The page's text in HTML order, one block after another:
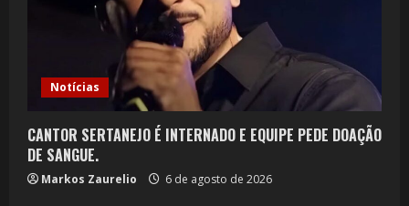
Notícias
CANTOR SERTANEJO É INTERNADO E EQUIPE PEDE DOAÇÃO
DE SANGUE.
Markos Zaurelio 6 de agosto de 2026